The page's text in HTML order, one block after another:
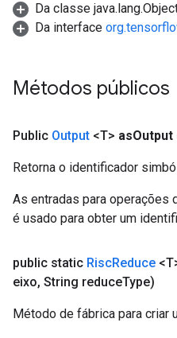
Da classe
Da interface
Métodos públicos
Public Output <T> asOutput
Retorna o identificador
As entradas para operações
é usado para obter um
public static RiscReduce
eixo, String reduceType)
Método de fábrica para criar